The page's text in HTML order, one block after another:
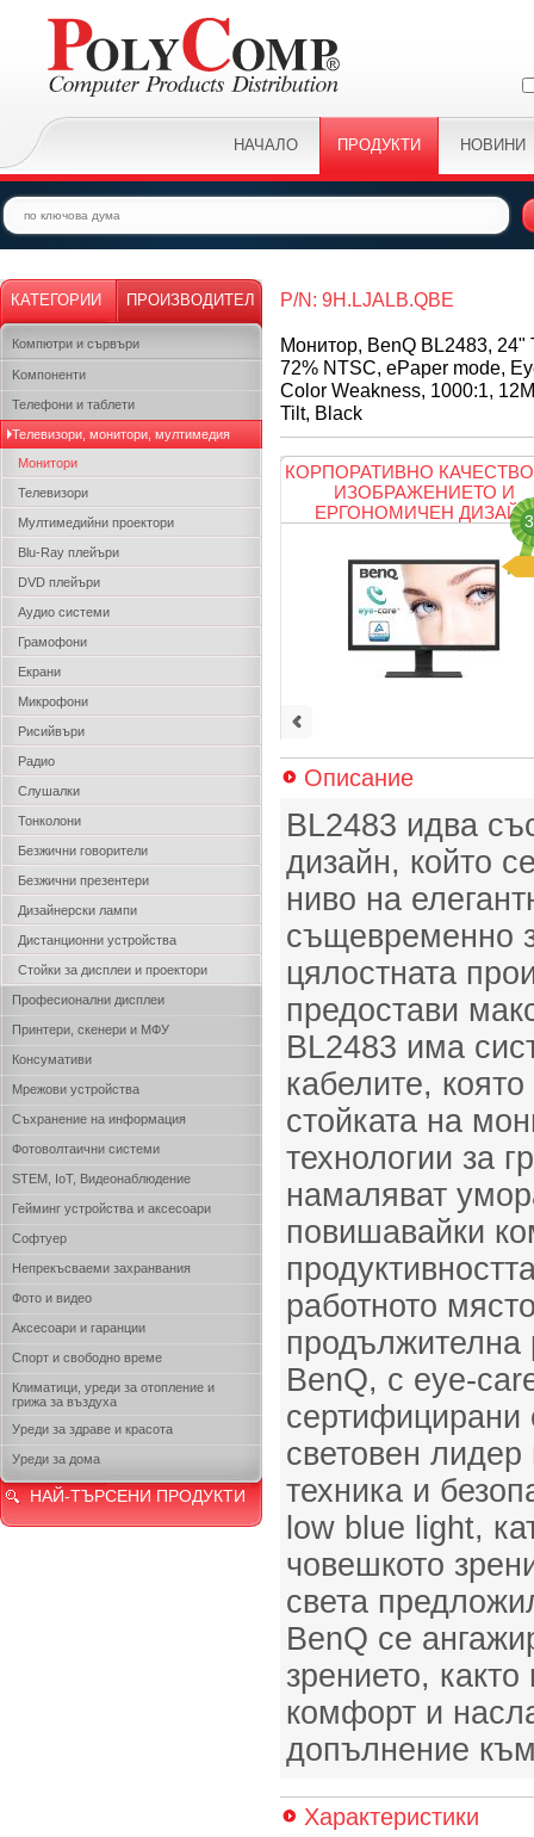
НАЧАЛО ПРОДУКТИ НОВИНИ
КАТЕГОРИИ ПРОИЗВОДИТЕЛ
Компютри и сървъри
Kомпоненти
Телефони и таблети
Телевизори, монитори, мултимедия
Монитори
Телевизори
Мултимедийни проектори
Blu-Ray плейъри
DVD плейъри
Аудио системи
Грамофони
Екрани
Микрофони
Рисийвъри
Радио
Слушалки
Тонколони
Безжични говорители
Безжични презентери
Дизайнерски лампи
Дистанционни устройства
Стойки за дисплеи и проектори
Професионални дисплеи
Принтери, скенери и МФУ
Консумативи
Мрежови устройства
Съхранение на информация
Фотоволтаични системи
STEM, IoT, Видеонаблюдение
Гейминг устройства и аксесоари
Софтуер
Непрекъсваеми захранвания
Фото и видео
Аксесоари и гаранции
Спорт и свободно време
Климатици, уреди за отопление и
грижа за въздуха
Уреди за здраве и красота
Уреди за дома
НАЙ-ТЪРСЕНИ ПРОДУКТИ
P/N: 9H.LJALB.QBE
Монитор, BenQ BL2483, 24"
72% NTSC, ePaper mode,
Color Weakness, 1000:1,
Tilt, Black
КОРПОРАТИВНО
ИЗОБРАЖЕНИЕТО И
ЕРГОНОМИЧЕН ДИЗАЙН
Описание
BL2483 идва
дизайн, който
ниво на
същевременно
цялостната
предостави
BL2483 има
кабелите,
стойката на
технологии за
намаляват
повишавайки
работното
продължителна
BenQ, с eye-
сертифицирани
световен
техника и
low blue light,
човешкото
света
BenQ се
зрението,
комфорт и
допълнение
Характеристики